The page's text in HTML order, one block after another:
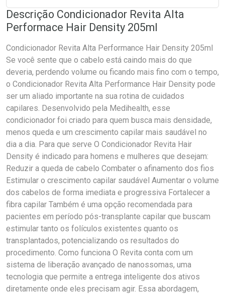
Descrição Condicionador Revita Alta
Performace Hair Density 205ml
Condicionador Revita Alta Performance Hair Density 205ml
Se você sente que o cabelo está caindo mais do que
deveria, perdendo volume ou ficando mais fino com o tempo,
o Condicionador Revita Alta Performance Hair Density pode
ser um aliado importante na sua rotina de cuidados
capilares. Desenvolvido pela Medihealth, esse
condicionador foi criado para quem busca mais densidade,
menos queda e um crescimento capilar mais saudável no
dia a dia. Para que serve O Condicionador Revita Hair
Density é indicado para homens e mulheres que desejam:
Reduzir a queda de cabelo Combater o afinamento dos fios
Estimular o crescimento capilar saudável Aumentar o volume
dos cabelos de forma imediata e progressiva Fortalecer a
fibra capilar Também é uma opção recomendada para
pacientes em período pós-transplante capilar que buscam
estimular tanto os folículos existentes quanto os
transplantados, potencializando os resultados do
procedimento. Como funciona O Revita conta com um
sistema de liberação avançado de nanossomas, uma
tecnologia que permite a entrega inteligente dos ativos
diretamente onde eles precisam agir. Essa abordagem,